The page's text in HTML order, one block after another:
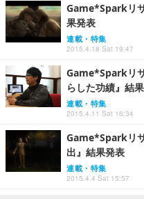
Game*Sparkリ
果発表
連載・特集
2015.4.18 Sat 19:47
Game*Sparkリ
らした功績』結
連載・特集
2015.4.11 Sat 16:34
Game*Sparkリ
出』結果発表
連載・特集
2015.4.4 Sat 15:57